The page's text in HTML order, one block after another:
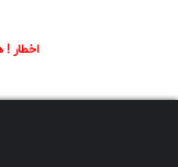
اخطار !